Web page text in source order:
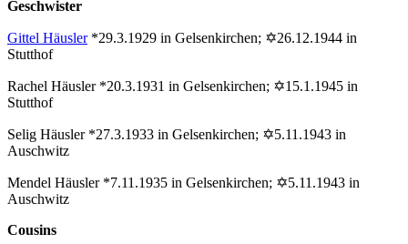
Geschwister
Gittel Häusler*29.3.1929 in Gelsenkirchen; ✡26.12.1944 in
Stutthof
Rachel Häusler *20.3.1931 in Gelsenkirchen; ✡15.1.1945 in
Stutthof
Selig Häusler *27.3.1933 in Gelsenkirchen; ✡5.11.1943 in
Auschwitz
Mendel Häusler *7.11.1935 in Gelsenkirchen; ✡5.11.1943 in
Auschwitz
Cousins